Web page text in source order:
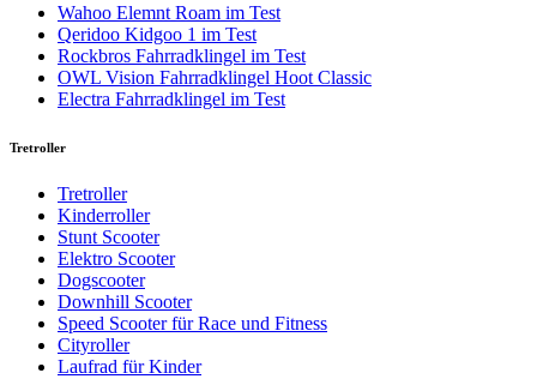
Wahoo Elemnt Roam im Test
Qeridoo Kidgoo 1 im Test
Rockbros Fahrradklingel im Test
OWL Vision Fahrradklingel Hoot Classic
Electra Fahrradklingel im Test
Tretroller
Tretroller
Kinderroller
Stunt Scooter
Elektro Scooter
Dogscooter
Downhill Scooter
Speed Scooter für Race und Fitness
Cityroller
Laufrad für Kinder